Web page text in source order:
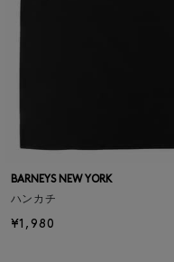
BARNEYS NEW YORK
ハンカチ
¥1,980